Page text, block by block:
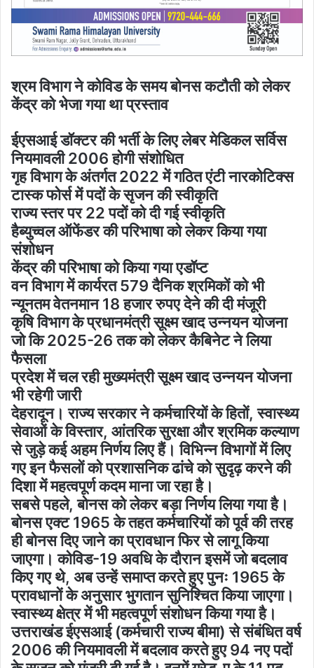
श्रम विभाग ने कोविड के समय बोनस कटौती को लेकर
केंद्र को भेजा गया था प्रस्ताव
ईएसआई डॉक्टर की भर्ती के लिए लेबर मेडिकल सर्विस
नियमावली 2006 होगी संशोधित
गृह विभाग के अंतर्गत 2022 में गठित एंटी नारकोटिक्स
टास्क फोर्स में पदों के सृजन की स्वीकृति
राज्य स्तर पर 22 पदों को दी गई स्वीकृति
हैब्युच्वल ऑफेंडर की परिभाषा को लेकर किया गया
संशोधन
केंद्र की परिभाषा को किया गया एडॉप्ट
वन विभाग में कार्यरत 579 दैनिक श्रमिकों को भी
न्यूनतम वेतनमान 18 हजार रुपए देने की दी मंजूरी
कृषि विभाग के प्रधानमंत्री सूक्ष्म खाद उन्नयन योजना
जो कि 2025-26 तक को लेकर कैबिनेट ने लिया
फैसला
प्रदेश में चल रही मुख्यमंत्री सूक्ष्म खाद उन्नयन योजना
भी रहेगी जारी
देहरादून। राज्य सरकार ने कर्मचारियों के हितों, स्वास्थ्य
सेवाओं के विस्तार, आंतरिक सुरक्षा और श्रमिक कल्याण
से जुड़े कई अहम निर्णय लिए हैं। विभिन्न विभागों में लिए
गए इन फैसलों को प्रशासनिक ढांचे को सुदृढ़ करने की
दिशा में महत्वपूर्ण कदम माना जा रहा है।
सबसे पहले, बोनस को लेकर बड़ा निर्णय लिया गया है।
बोनस एक्ट 1965 के तहत कर्मचारियों को पूर्व की तरह
ही बोनस दिए जाने का प्रावधान फिर से लागू किया
जाएगा। कोविड-19 अवधि के दौरान इसमें जो बदलाव
किए गए थे, अब उन्हें समाप्त करते हुए पुनः 1965 के
प्रावधानों के अनुसार भुगतान सुनिश्चित किया जाएगा।
स्वास्थ्य क्षेत्र में भी महत्वपूर्ण संशोधन किया गया है।
उत्तराखंड ईएसआई (कर्मचारी राज्य बीमा) से संबंधित वर्ष
2006 की नियमावली में बदलाव करते हुए 94 नए पदों